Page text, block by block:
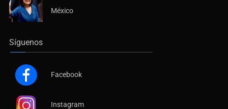
México
Síguenos
Facebook
Instagram